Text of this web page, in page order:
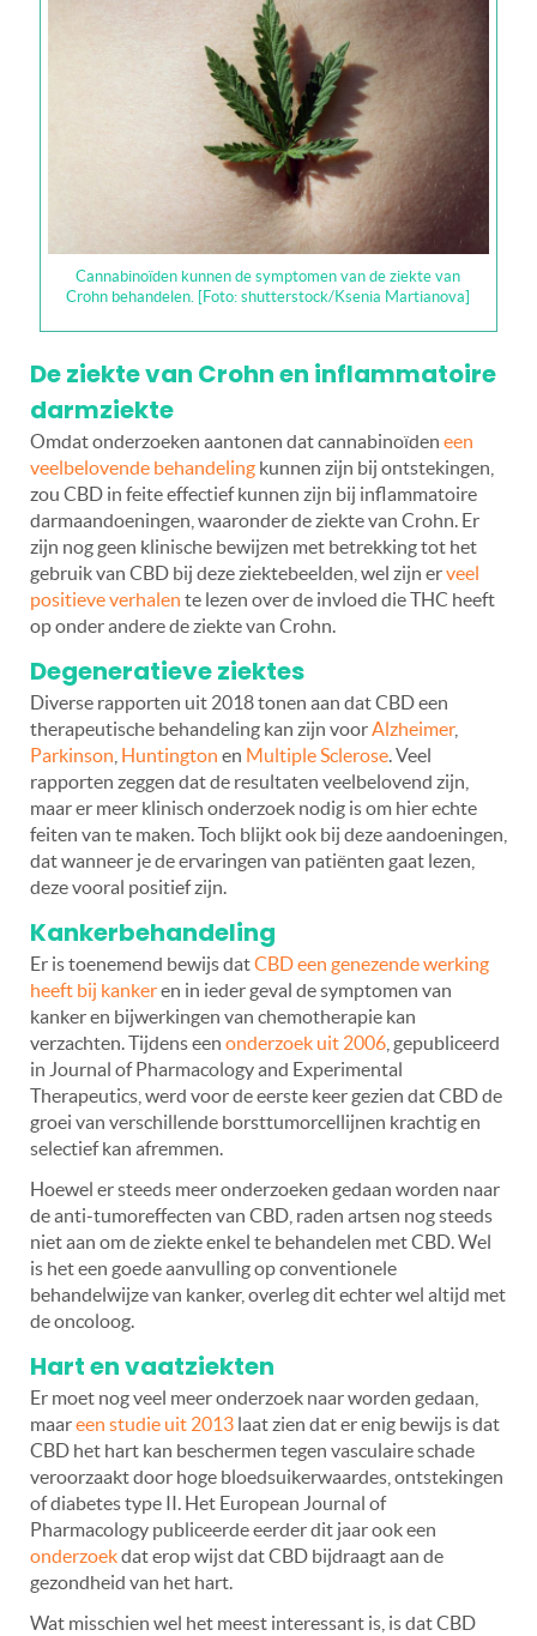
Cannabinoïden kunnen de symptomen van de ziekte van
Crohn behandelen. [Foto: shutterstock/Ksenia Martianova]
De ziekte van Crohn en inflammatoire
darmziekte
Omdat onderzoeken aantonen dat cannabinoïden een
veelbelovende behandeling kunnen zijn bij ontstekingen,
zou CBD in feite effectief kunnen zijn bij inflammatoire
darmaandoeningen, waaronder de ziekte van Crohn. Er
zijn nog geen klinische bewijzen met betrekking tot het
gebruik van CBD bij deze ziektebeelden, wel zijn erveel
positieve verhalen te lezen over de invloed die THC heeft
op onder andere de ziekte van Crohn.
Degeneratieve ziektes
Diverse rapporten uit 2018 tonen aan dat CBD een
therapeutische behandeling kan zijn voorAlzheimer,
Parkinson Huntington en Multiple Sclerose. Veel
rapporten zeggen dat de resultaten veelbelovend zijn,
maar er meer klinisch onderzoek nodig is om hier echte
feiten van te maken. Toch blijkt ook bij deze aandoeningen,
dat wanneer je de ervaringen van patiënten gaat lezen,
deze vooral positief zijn.
Kankerbehandeling
Er is toenemend bewijs datCBD een genezende werking
heeft bij kankeren in ieder geval de symptomen van
kanker en bijwerkingen van chemotherapie kan
verzachten. Tijdens een onderzoek uit 2006 , gepubliceerd
in Journal of Pharmacology and Experimental
Therapeutics, werd voor de eerste keer gezien dat CBD de
groei van verschillende borsttumorcellijnen krachtig en
selectief kan afremmen.
Hoewel er steeds meer onderzoeken gedaan worden naar
de anti-tumoreffecten van CBD, raden artsen nog steeds
niet aan om de ziekte enkel te behandelen met CBD. Wel
is het een goede aanvulling op conventionele
behandelwijze van kanker, overleg dit echter wel altijd met
de oncoloog.
Hart en vaatziekten
Er moet nog veel meer onderzoek naar worden gedaan,
maareen studie uit 2013 laat zien dat er enig bewijs is dat
CBD het hart kan beschermen tegen vasculaire schade
veroorzaakt door hoge bloedsuikerwaardes, ontstekingen
of diabetes type II. Het European Journal of
Pharmacology publiceerde eerder dit jaar ook een
onderzoekdat erop wijst dat CBD bijdraagt aan de
gezondheid van het hart.
Wat misschien wel het meest interessant is, is dat CBD